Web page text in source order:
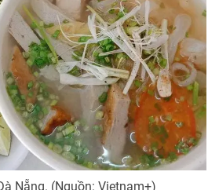
Nẵng. (Nguồn: Vietnam+)